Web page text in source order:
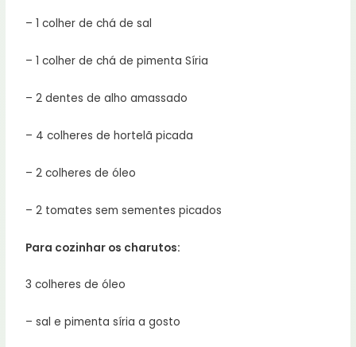
– 1 colher de chá de sal
– 1 colher de chá de pimenta Síria
– 2 dentes de alho amassado
– 4 colheres de hortelã picada
– 2 colheres de óleo
– 2 tomates sem sementes picados
Para cozinhar os charutos:
3 colheres de óleo
– sal e pimenta síria a gosto